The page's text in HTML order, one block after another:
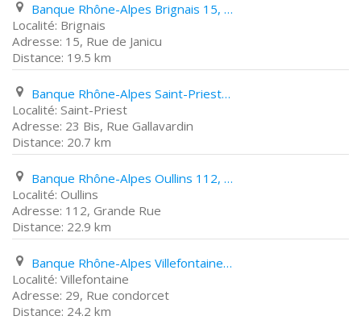
Banque Rhône-Alpes Brignais 15, Rue de Janicu
Brignais
15, Rue de Janicu
19.5 km
Banque Rhône-Alpes Saint-Priest 23 Bis, Rue Gallavardin
Saint-Priest
23 Bis, Rue Gallavardin
20.7 km
Banque Rhône-Alpes Oullins 112, Grande Rue
Oullins
112, Grande Rue
22.9 km
Banque Rhône-Alpes Villefontaine 29, Rue condorcet
Villefontaine
29, Rue condorcet
24.2 km